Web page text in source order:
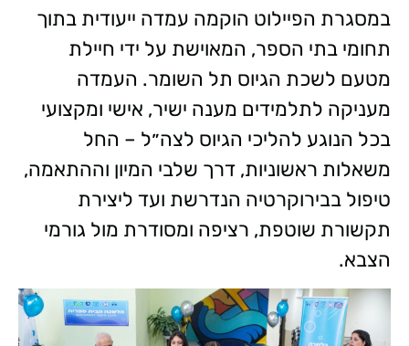
במסגרת הפיילוט הוקמה עמדה ייעודית בתוך
תחומי בתי הספר, המאוישת על ידי חיילת
מטעם לשכת הגיוס תל השומר. העמדה
מעניקה לתלמידים מענה ישיר, אישי ומקצועי
בכל הנוגע להליכי הגיוס לצה״ל – החל
משאלות ראשוניות, דרך שלבי המיון וההתאמה,
טיפול בבירוקרטיה הנדרשת ועד ליצירת
תקשורת שוטפת, רציפה ומסודרת מול גורמי
הצבא.